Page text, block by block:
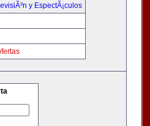
y EspectÃ¡culos